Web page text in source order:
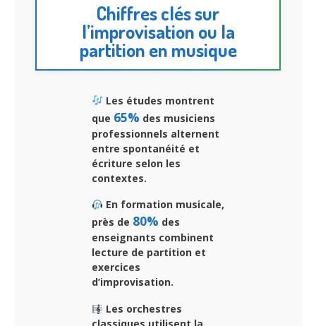
Chiffres clés sur
l’improvisation ou la
partition en musique
Les études montrent
que 65% des musiciens
professionnels alternent
entre spontanéité et
écriture selon les
contextes.
En formation musicale,
près de 80% des
enseignants combinent
lecture de partition et
exercices
d’improvisation.
Les orchestres